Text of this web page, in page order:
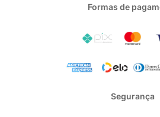
Formas de
Segurança